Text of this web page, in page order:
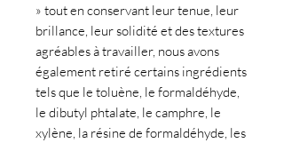
» tout en conservant leur tenue, leur
brillance, leur solidité et des textures
agréables à travailler, nous avons
également retiré certains ingrédients
tels que le toluène, le formaldéhyde,
le dibutyl phtalate, le camphre, le
xylène, la résine de formaldéhyde, les